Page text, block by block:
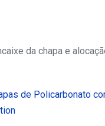
da chapa e